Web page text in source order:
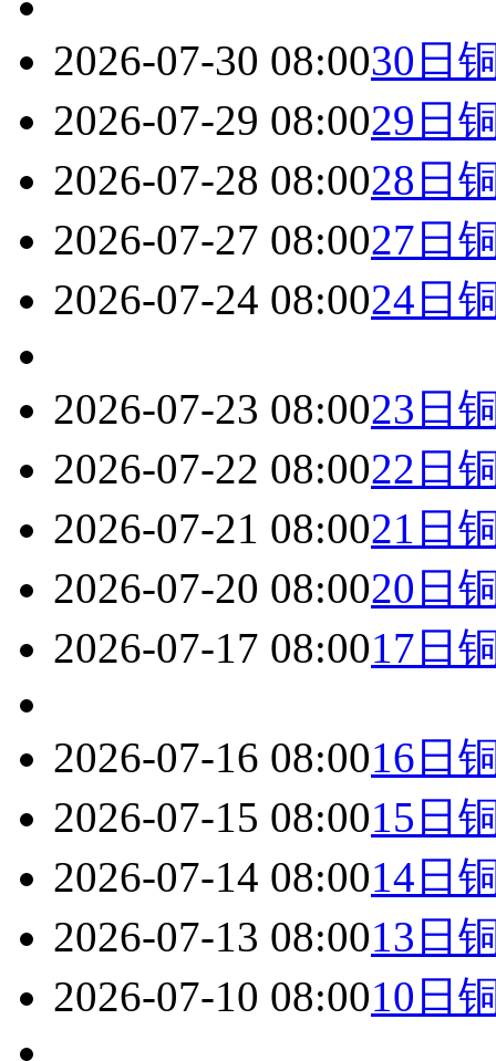
2026-07-30 08:0030日
2026-07-29 08:0029日
2026-07-28 08:0028日
2026-07-27 08:0027日
2026-07-24 08:0024日
2026-07-23 08:0023日
2026-07-22 08:0022日
2026-07-21 08:0021日
2026-07-20 08:0020日
2026-07-17 08:0017日
2026-07-16 08:0016日
2026-07-15 08:0015日
2026-07-14 08:0014日
2026-07-13 08:0013日
2026-07-10 08:0010日